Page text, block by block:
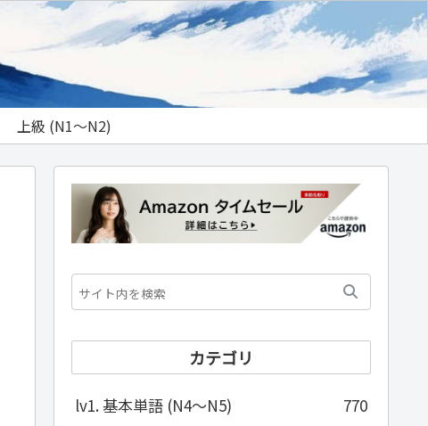
上級 (N1～N2)
カテゴリ
lv1. 基本単語 (N4～N5)
770